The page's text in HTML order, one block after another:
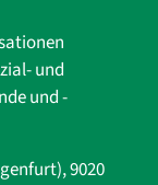
und
und ­-
9020